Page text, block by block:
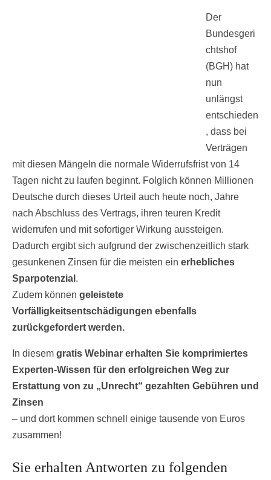
Der
Bundesgeri
chtshof
(BGH) hat
nun
unlängst
entschieden
, dass bei
Verträgen
mit diesen Mängeln die normale Widerrufsfrist von 14
Tagen nicht zu laufen beginnt. Folglich können Millionen
Deutsche durch dieses Urteil auch heute noch, Jahre
nach Abschluss des Vertrags, ihren teuren Kredit
widerrufen und mit sofortiger Wirkung aussteigen.
Dadurch ergibt sich aufgrund der zwischenzeitlich stark
gesunkenen Zinsen für die meisten ein erhebliches
Sparpotenzial .
Zudem können geleistete
Vorfälligkeitsentschädigungen ebenfalls
zurückgefordert werden.
In diesem gratis Webinar erhalten Sie komprimiertes
Experten-Wissen für den erfolgreichen Weg zur
Erstattung von zu „Unrecht“ gezahlten Gebühren und
Zinsen
– und dort kommen schnell einige tausende von Euros
zusammen!
Sie erhalten Antworten zu folgenden